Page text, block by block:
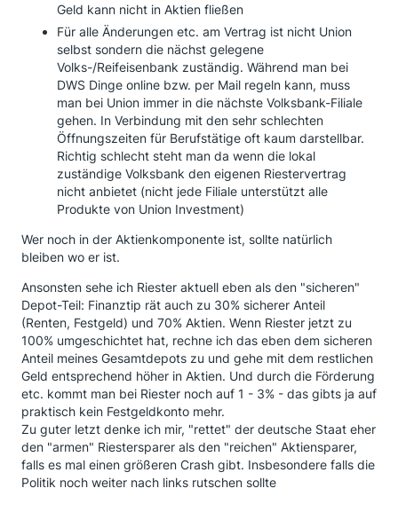
Geld kann nicht in Aktien fließen
Für alle Änderungen etc. am Vertrag ist nicht Union
selbst sondern die nächst gelegene
Volks-/Reifeisenbank zuständig. Während man bei
DWS Dinge online bzw. per Mail regeln kann, muss
man bei Union immer in die nächste Volksbank-Filiale
gehen. In Verbindung mit den sehr schlechten
Öffnungszeiten für Berufstätige oft kaum darstellbar.
Richtig schlecht steht man da wenn die lokal
zuständige Volksbank den eigenen Riestervertrag
nicht anbietet (nicht jede Filiale unterstützt alle
Produkte von Union Investment)
Wer noch in der Aktienkomponente ist, sollte natürlich
bleiben wo er ist.
Ansonsten sehe ich Riester aktuell eben als den "sicheren"
Depot-Teil: Finanztip rät auch zu 30% sicherer Anteil
(Renten, Festgeld) und 70% Aktien. Wenn Riester jetzt zu
100% umgeschichtet hat, rechne ich das eben dem sicheren
Anteil meines Gesamtdepots zu und gehe mit dem restlichen
Geld entsprechend höher in Aktien. Und durch die Förderung
etc. kommt man bei Riester noch auf 1 - 3% - das gibts ja auf
praktisch kein Festgeldkonto mehr.
Zu guter letzt denke ich mir, "rettet" der deutsche Staat eher
den "armen" Riestersparer als den "reichen" Aktiensparer,
falls es mal einen größeren Crash gibt. Insbesondere falls die
Politik noch weiter nach links rutschen sollte